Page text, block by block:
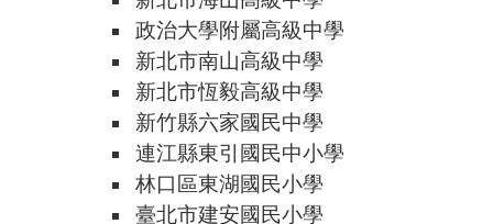
政治大學附屬高級中學
新北市南山高級中學
新北市恆毅高級中學
新竹縣六家國民中學
連江縣東引國民中小學
林口區東湖國民小學
臺北市建安國民小學